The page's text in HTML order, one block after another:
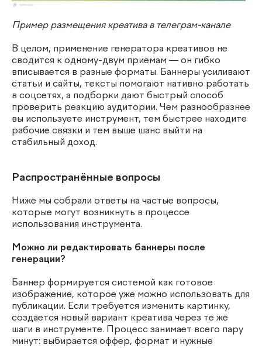
Пример размещения креатива в телеграм-канале
В целом, применение генератора креативов не
сводится к одному-двум приёмам — он гибко
вписывается в разные форматы. Баннеры усиливают
статьи и сайты, тексты помогают нативно работать
в соцсетях, а подборки дают быстрый способ
проверить реакцию аудитории. Чем разнообразнее
вы используете инструмент, тем быстрее находите
рабочие связки и тем выше шанс выйти на
стабильный доход.
Распространённые вопросы
Ниже мы собрали ответы на частые вопросы,
которые могут возникнуть в процессе
использования инструмента.
Можно ли редактировать баннеры после
генерации?
Баннер формируется системой как готовое
изображение, которое уже можно использовать для
публикации. Если требуется изменить картинку,
создается новый вариант креатива через те же
шаги в инструменте. Процесс занимает всего пару
минут: выбирается оффер, формат и нужные